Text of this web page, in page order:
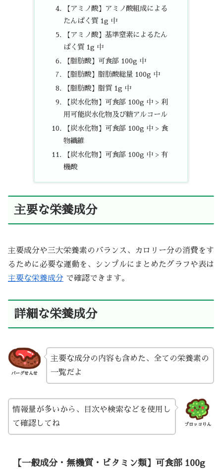
【アミノ酸】アミノ酸組成による
たんぱく質 1g 中
【アミノ酸】基準窒素によるたん
ぱく質 1g 中
【脂肪酸】可食部 100g 中
【脂肪酸】脂肪酸総量 100g 中
【脂肪酸】脂質 1g 中
【炭水化物】可食部 100g 中 > 利
用可能炭水化物及び糖アルコール
【炭水化物】可食部 100g 中 > 食
物繊維
【炭水化物】可食部 100g 中 > 有
機酸
主要な栄養成分
主要成分や三大栄養素のバランス、カロリー分の消費をす
るために必要な運動を、シンプルにまとめたグラフや表は
主要な栄養成分 で確認できます。
詳細な栄養成分
バーグせんせ
主要な成分の内容も含めた、全ての栄養素の
一覧だよ
ブロッコりん
情報量が多いから、目次や検索などを使用し
て確認してね
【一般成分・無機質・ビタミン類】可食部 100g